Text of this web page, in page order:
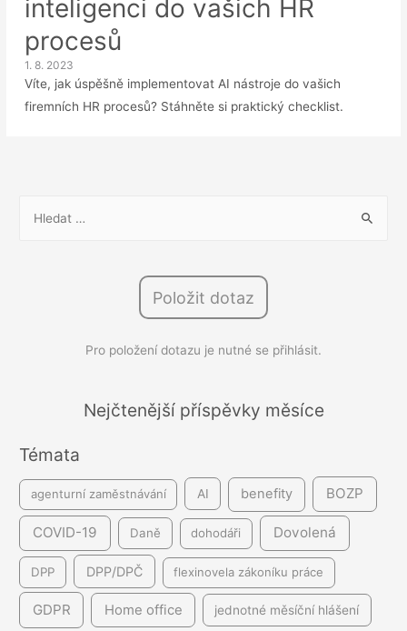
inteligenci do vašich HR
procesů
1. 8. 2023
Víte, jak úspěšně implementovat AI nástroje do vašich
firemních HR procesů? Stáhněte si praktický checklist.
í
Položit dotaz
Pro položení dotazu je nutné se přihlásit.
Nejčtenější příspěvky měsíce
Témata
agenturní zaměstnávání AI benefity BOZP
COVID-19 Daně dohodáři Dovolená
DPP DPP/DPČ flexinovela zákoníku práce
GDPR Home office jednotné měsíční hlášení